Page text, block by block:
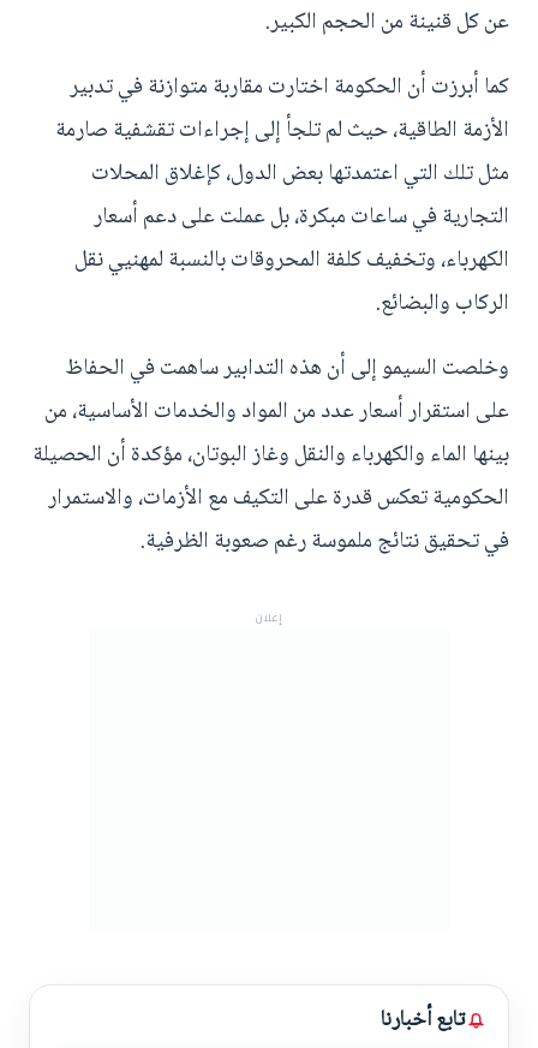
عن كل قنينة من الحجم الكبير.
كما أبرزت أن الحكومة اختارت مقاربة متوازنة في تدبير
الأزمة الطاقية، حيث لم تلجأ إلى إجراءات تقشفية صارمة
مثل تلك التي اعتمدتها بعض الدول، كإغلاق المحلات
التجارية في ساعات مبكرة، بل عملت على دعم أسعار
الكهرباء، وتخفيف كلفة المحروقات بالنسبة لمهنيي نقل
الركاب والبضائع.
وخلصت السيمو إلى أن هذه التدابير ساهمت في الحفاظ
على استقرار أسعار عدد من المواد والخدمات الأساسية، من
بينها الماء والكهرباء والنقل وغاز البوتان، مؤكدة أن الحصيلة
الحكومية تعكس قدرة على التكيف مع الأزمات، والاستمرار
في تحقيق نتائج ملموسة رغم صعوبة الظرفية.
إعلان
تابع أخبارنا